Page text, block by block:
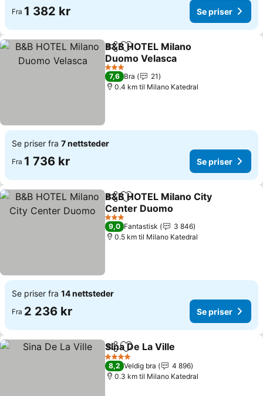
Fra 1 382 kr Se priser
Del Legg til i favoritter
B&B HOTEL Milano
Duomo Velasca
Se priser
3 Stjerner
7,6 Bra
21
0.4 km til Milano Katedral
Se priser fra 7 nettsteder
Fra 1 736 kr Se priser
Del Legg til i favoritter
B&B HOTEL Milano City
Center Duomo
Se priser
3 Stjerner
9,0 Fantastisk
3 846
0.5 km til Milano Katedral
Se priser fra 14 nettsteder
Fra 2 236 kr Se priser
Del Legg til i favoritter
Sina De La Ville
4 Stjerner
8,2 Veldig bra
4 896
0.3 km til Milano Katedral